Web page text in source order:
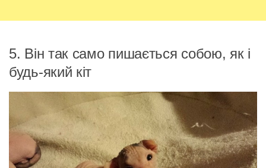
5. Він так само пишається собою, як і
будь-який кіт